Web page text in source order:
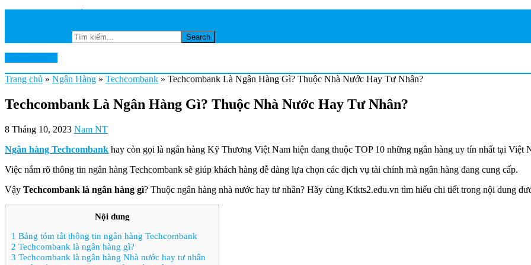
Trang chủ » Ngân Hàng » Techcombank » Techcombank Là Ngân Hàng Gì? Thuộc Nhà Nước Hay Tư Nhân?
Techcombank Là Ngân Hàng Gì? Thuộc Nhà Nước Hay Tư Nhân?
8 Tháng 10, 2023 Nam NT
Ngân hàng Techcombank hay còn gọi là ngân hàng Kỹ Thương Việt Nam hiện đang thuộc TOP 10 những ngân hàng uy tín nhất tại Việt
Việc nắm rõ thông tin ngân hàng Techcombank sẽ giúp khách hàng dễ dàng lựa chọn các dịch vụ tài chính mà ngân hàng đang cung cấp.
Vậy Techcombank là ngân hàng gì? Thuộc ngân hàng nhà nước hay tư nhân? Hãy cùng Ktkts2.edu.vn tìm hiểu chi tiết trong nội dung
Nội dung
1 Bảng tóm tắt thông tin ngân hàng Techcombank
2 Techcombank là ngân hàng gì?
3 Techcombank là ngân hàng Nhà nước hay tư nhân